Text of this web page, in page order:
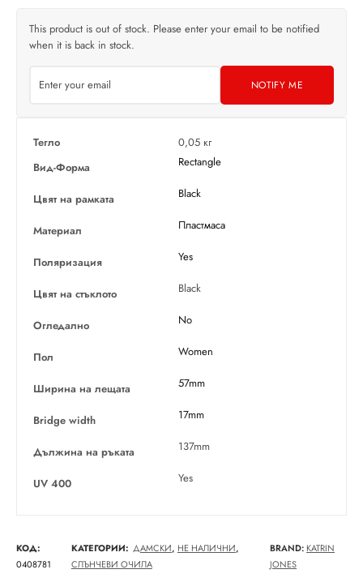
This product is out of stock. Please enter your email to be notified
when it is back in stock.
NOTIFY ME
Тегло
0,05 кг
Вид-Форма
Rectangle
Цвят на рамката Black
Материал Пластмаса
Поляризация Yes
Цвят на стъклото Black
Огледално No
Пол Women
Ширина на лещата 57mm
Bridge width 17mm
Дължина на ръката 137mm
UV 400 Yes
КОД:
0408781
КАТЕГОРИИ: ДАМСКИ, НЕ НАЛИЧНИ,
СЛЪНЧЕВИ ОЧИЛА
BRAND: KATRIN
JONES